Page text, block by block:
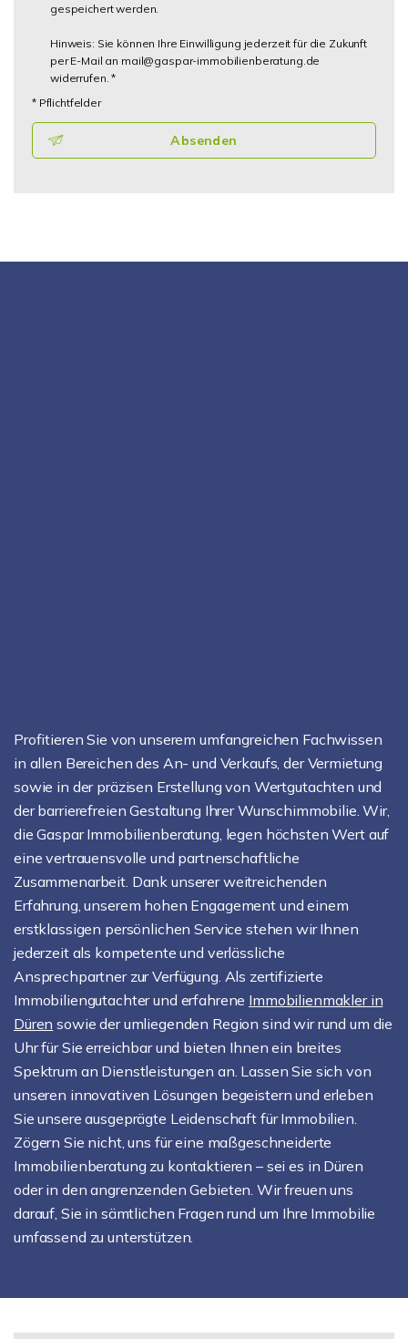
gespeichert werden.
Hinweis: Sie können Ihre Einwilligung jederzeit für die Zukunft
per E-Mail an mail@gaspar-immobilienberatung.de
widerrufen. *
* Pflichtfelder
Absenden
Profitieren Sie von unserem umfangreichen Fachwissen
in allen Bereichen des An- und Verkaufs, der Vermietung
sowie in der präzisen Erstellung von Wertgutachten und
der barrierefreien Gestaltung Ihrer Wunschimmobilie. Wir,
die Gaspar Immobilienberatung, legen höchsten Wert auf
eine vertrauensvolle und partnerschaftliche
Zusammenarbeit. Dank unserer weitreichenden
Erfahrung, unserem hohen Engagement und einem
erstklassigen persönlichen Service stehen wir Ihnen
jederzeit als kompetente und verlässliche
Ansprechpartner zur Verfügung. Als zertifizierte
Immobiliengutachter und erfahrene Immobilienmakler in
Düren sowie der umliegenden Region sind wir rund um die
Uhr für Sie erreichbar und bieten Ihnen ein breites
Spektrum an Dienstleistungen an. Lassen Sie sich von
unseren innovativen Lösungen begeistern und erleben
Sie unsere ausgeprägte Leidenschaft für Immobilien.
Zögern Sie nicht, uns für eine maßgeschneiderte
Immobilienberatung zu kontaktieren – sei es in Düren
oder in den angrenzenden Gebieten. Wir freuen uns
darauf, Sie in sämtlichen Fragen rund um Ihre Immobilie
umfassend zu unterstützen.